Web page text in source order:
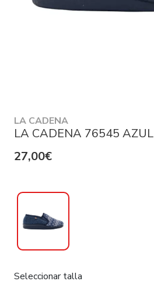
LA CADENA
LA CADENA 76545 AZUL
27,00€
Seleccionar talla